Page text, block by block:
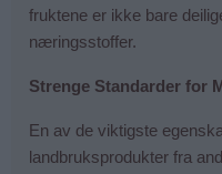
fruktene er ikke bare
næringsstoffer.
Strenge Standarder for
En av de viktigste
landbruksprodukter fra